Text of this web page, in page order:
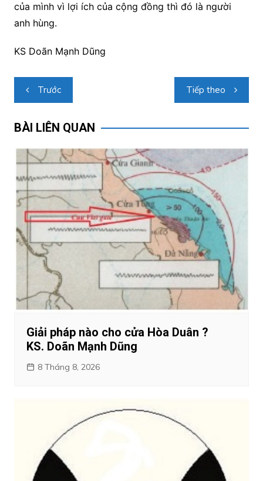
của mình vì lợi ích của cộng đồng thì đó là người
anh hùng.
KS Doãn Mạnh Dũng
Điều
hướng
bài
Trước Tiếp theo
BÀI LIÊN QUAN
Giải pháp nào cho cửa Hòa Duân ?
KS. Doãn Mạnh Dũng
8 Tháng 8, 2026